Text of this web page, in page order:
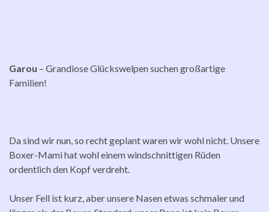
Garou – Grandiose Glückswelpen suchen großartige
Familien!
Da sind wir nun, so recht geplant waren wir wohl nicht. Unsere
Boxer-Mami hat wohl einem windschnittigen Rüden
ordentlich den Kopf verdreht.
Unser Fell ist kurz, aber unsere Nasen etwas schmaler und